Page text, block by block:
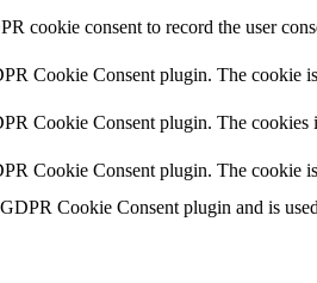
cookie consent to record the user
Cookie Consent plugin. The cookie
Cookie Consent plugin. The cookies
Cookie Consent plugin. The cookie
Cookie Consent plugin and is